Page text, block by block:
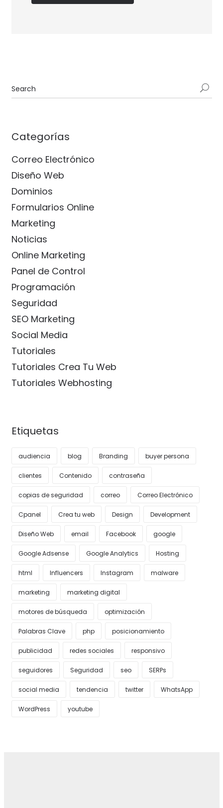
Categorías
Correo Electrónico
Diseño Web
Dominios
Formularios Online
Marketing
Noticias
Online Marketing
Panel de Control
Programación
Seguridad
SEO Marketing
Social Media
Tutoriales
Tutoriales Crea Tu Web
Tutoriales Webhosting
Etiquetas
audiencia blog Branding buyer persona
clientes Contenido contraseña
copias de seguridad correo Correo Electrónico
Cpanel Crea tu web Design Development
Diseño Web email Facebook google
Google Adsense Google Analytics Hosting
html Influencers Instagram malware
marketing marketing digital
motores de búsqueda optimización
Palabras Clave php posicionamiento
publicidad redes sociales responsivo
seguidores Seguridad seo SERPs
social media tendencia twitter WhatsApp
WordPress youtube